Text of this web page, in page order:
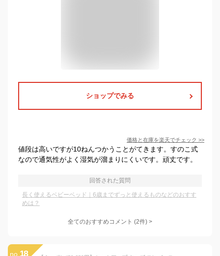
ショップでみる
価格と在庫を楽天でチェック >>
値段は高いですが10ねんつかうことがてきます。すのこ式
なので通気性がよく湿気が溜まりにくいです。頑丈です。
回答された質問
長く使えるベビーベッド｜6歳までずっと使えるものなどのおすす
めは？
全てのおすすめコメント (2件) >
no. 18